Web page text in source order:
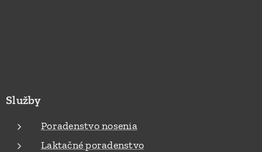
Služby
Poradenstvo nosenia
Laktačné poradenstvo